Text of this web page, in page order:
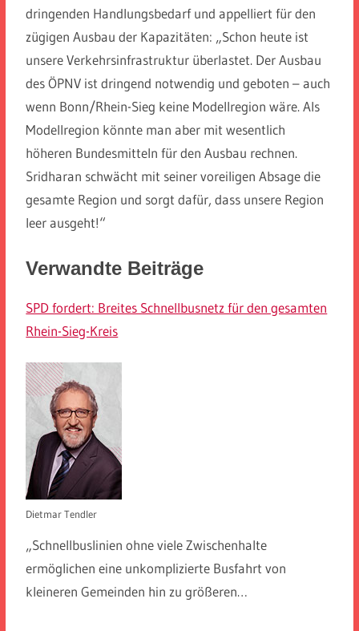
dringenden Handlungsbedarf und appelliert für den
zügigen Ausbau der Kapazitäten: „Schon heute ist
unsere Verkehrsinfrastruktur überlastet. Der Ausbau
des ÖPNV ist dringend notwendig und geboten – auch
wenn Bonn/Rhein-Sieg keine Modellregion wäre. Als
Modellregion könnte man aber mit wesentlich
höheren Bundesmitteln für den Ausbau rechnen.
Sridharan schwächt mit seiner voreiligen Absage die
gesamte Region und sorgt dafür, dass unsere Region
leer ausgeht!“
Verwandte Beiträge
SPD fordert: Breites Schnellbusnetz für den gesamten
Rhein-Sieg-Kreis
Dietmar Tendler
„Schnellbuslinien ohne viele Zwischenhalte
ermöglichen eine unkomplizierte Busfahrt von
kleineren Gemeinden hin zu größeren…